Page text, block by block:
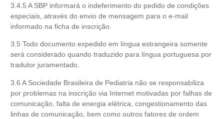
3.4.5 A SBP informará o indeferimento do pedido de condições
especiais, através do envio de mensagem para o e-mail
informado na ficha de inscrição.
3.5 Todo documento expedido em língua estrangeira somente
será considerado quando traduzido para língua portuguesa por
tradutor juramentado.
3.6 A Sociedade Brasileira de Pediatria não se responsabiliza
por problemas na inscrição via Internet motivadas por falhas de
comunicação, falta de energia elétrica, congestionamento das
linhas de comunicação, bem como outros fatores de ordem